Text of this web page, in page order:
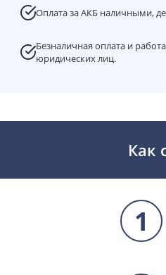
Оплата за АКБ наличными,
Безналичная оплата и
юридических лиц.
Как
1